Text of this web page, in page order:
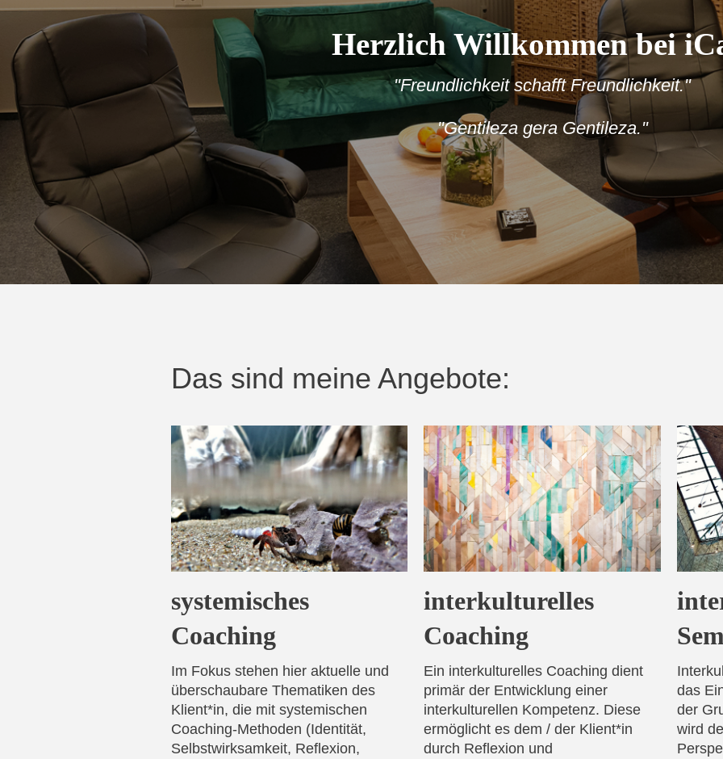
Herzlich Willkommen bei
"Freundlichkeit schafft Freundlichkeit."
"Gentileza gera Gentileza."
Das sind meine Angebote:
systemisches
Coaching
Im Fokus stehen hier aktuelle und
überschaubare Thematiken des
Klient*in, die mit systemischen
Coaching-Methoden (Identität,
Selbstwirksamkeit, Reflexion,
interkulturelles
Coaching
Ein interkulturelles Coaching dient
primär der Entwicklung einer
interkulturellen Kompetenz. Diese
ermöglicht es dem / der Klient*in
durch Reflexion und
das
der
wird